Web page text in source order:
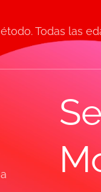
Todas las